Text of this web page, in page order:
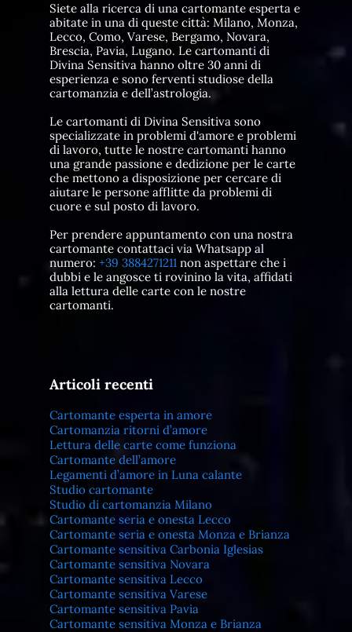
Siete alla ricerca di una cartomante esperta e
abitate in una di queste città: Milano, Monza,
Lecco, Como, Varese, Bergamo, Novara,
Brescia, Pavia, Lugano. Le cartomanti di
Divina Sensitiva hanno oltre 30 anni di
esperienza e sono ferventi studiose della
cartomanzia e dell’astrologia.
Le cartomanti di Divina Sensitiva sono
specializzate in problemi d'amore e problemi
di lavoro, tutte le nostre cartomanti hanno
una grande passione e dedizione per le carte
che mettono a disposizione per cercare di
aiutare le persone afflitte da problemi di
cuore e sul posto di lavoro.
Per prendere appuntamento con una nostra
cartomante contattaci via Whatsapp al
numero: +39 3884271211non aspettare che i
dubbi e le angosce ti rovinino la vita, affidati
alla lettura delle carte con le nostre
cartomanti.
Articoli recenti
Cartomante esperta in amore
Cartomanzia ritorni d’amore
Lettura delle carte come funziona
Cartomante dell’amore
Legamenti d’amore in Luna calante
Studio cartomante
Studio di cartomanzia Milano
Cartomante seria e onesta Lecco
Cartomante seria e onesta Monza e Brianza
Cartomante sensitiva Carbonia Iglesias
Cartomante sensitiva Novara
Cartomante sensitiva Lecco
Cartomante sensitiva Varese
Cartomante sensitiva Pavia
Cartomante sensitiva Monza e Brianza